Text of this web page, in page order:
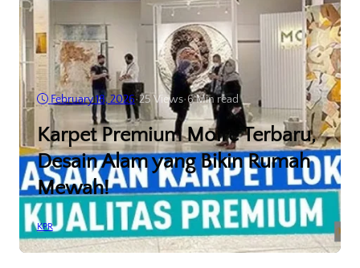
February 18, 2026•25 Views•6 Min read
Karpet Premium Moire Terbaru,
Desain Alam yang Bikin Rumah
Mewah!
KPR